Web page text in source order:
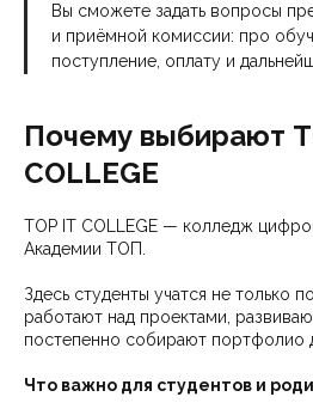
Вы сможете задать вопросы
и приёмной комиссии: про
поступление, оплату и
Почему выбирают
COLLEGE
TOP IT COLLEGE — колледж
Академии ТОП.
Здесь студенты учатся не только
работают над проектами,
постепенно собирают портфолио
Что важно для студентов и